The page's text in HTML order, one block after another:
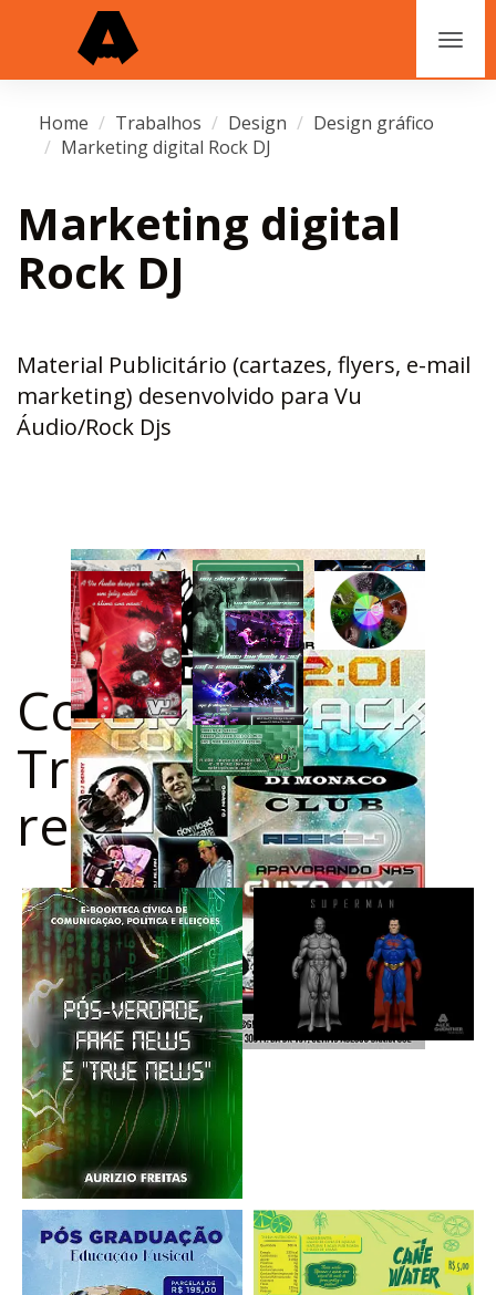
Home Trabalhos Design
Design gráfico
Marketing digital Rock DJ
Marketing digital
Rock DJ
Material Publicitário (cartazes, flyers, e-mail
marketing) desenvolvido para Vu
Áudio/Rock Djs
Confira outros
Trabalhos
relacionados